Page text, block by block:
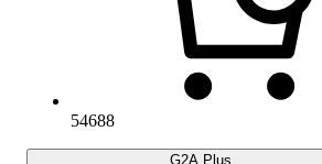
54688
G2A Plus